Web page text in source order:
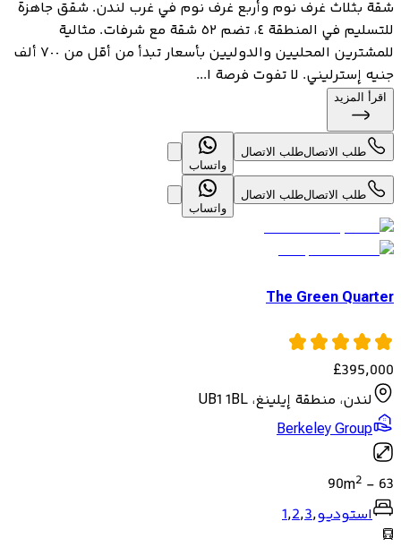
شقة بثلاث غرف نوم وأربع غرف نوم في غرب لندن. شقق جاهزة
للتسليم في المنطقة ٤، تضم ٥٢ شقة مع شرفات. مثالية
للمشترين المحليين والدوليين بأسعار تبدأ من أقل من ٧٠٠ ألف
جنيه إسترليني. لا تفوت فرصة ا...
اقرأ المزيد
طلب الاتصالطلب الاتصال
واتساب
طلب الاتصالطلب الاتصال
واتساب
The Green Quarter
£395,000
لندن، منطقة إيلينغ، UB1 1BL
Berkeley Group
63
-
90m2
استوديو,
1,2,3